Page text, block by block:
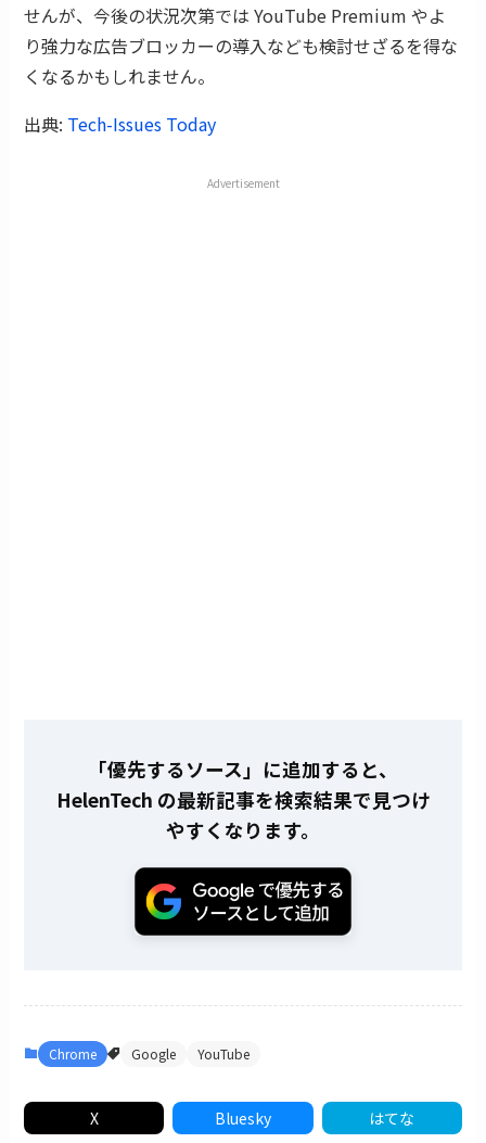
せんが、今後の状況次第では YouTube Premium やよ
り強力な広告ブロッカーの導入なども検討せざるを得な
くなるかもしれません。
出典: Tech-Issues Today
Advertisement
「優先するソース」に追加すると、
HelenTech の最新記事を検索結果で見つけ
やすくなります。
Chrome Google YouTube
X Bluesky はてな